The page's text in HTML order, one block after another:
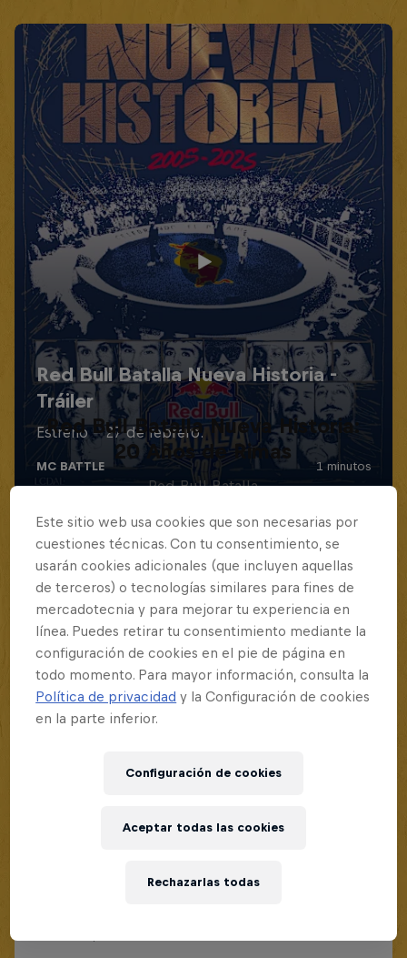
Red Bull Batalla Nueva Historia:
20 Años de Rimas
Red Bull Batalla
MC BATTLE
Este sitio web usa cookies que son necesarias por
cuestiones técnicas. Con tu consentimiento, se
usarán cookies adicionales (que incluyen aquellas
de terceros) o tecnologías similares para fines de
mercadotecnia y para mejorar tu experiencia en
línea. Puedes retirar tu consentimiento mediante la
configuración de cookies en el pie de página en
todo momento. Para mayor información, consulta la
Política de privacidad y la Configuración de cookies
en la parte inferior.
Configuración de cookies
Rechazarlas todas
Aceptar todas las cookies